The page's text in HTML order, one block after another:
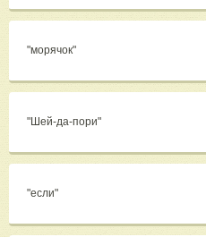
"морячок"
"Шей-да-пори"
"если"